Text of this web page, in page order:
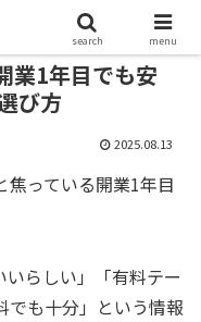
業1年目でも安
び方
2025.08.13
焦っている開業1年目
らしい」「有料テー
でも十分」という情報
search menu